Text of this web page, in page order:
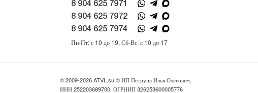
8 904 625 7971
8 904 625 7972
8 904 625 7974
Пн-Пт: с 10 до 19, Сб-Вс: с 10 до 17
© 2009-2026 ATVL.su © ИП Петруня Илья Олегович,
ИНН 252203689700, ОГРНИП 326253600005776